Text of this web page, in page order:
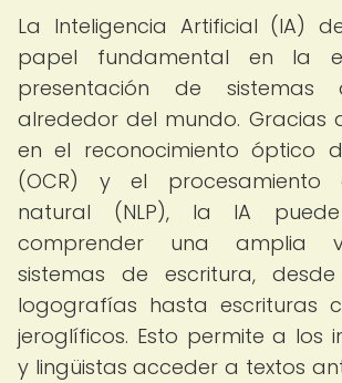
La Inteligencia Artificial (IA)
papel fundamental en la
presentación de sistemas
alrededor del mundo. Gracias
en el reconocimiento óptico
(OCR) y el procesamiento
natural (NLP), la IA
comprender una amplia
sistemas de escritura,
logografías hasta escrituras
jeroglíficos. Esto permite a los
y lingüistas acceder a textos